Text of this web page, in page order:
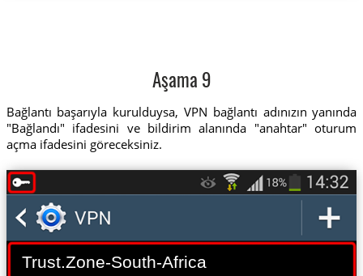
Aşama 9
Bağlantı başarıyla kurulduysa, VPN bağlantı adınızın yanında
"Bağlandı" ifadesini ve bildirim alanında "anahtar" oturum
açma ifadesini göreceksiniz.
Trust.Zone-South-Africa